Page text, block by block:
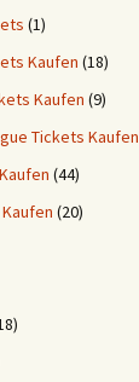
(1)
Kaufen (18)
Kaufen (9)
Tickets Kaufen
(44)
(20)